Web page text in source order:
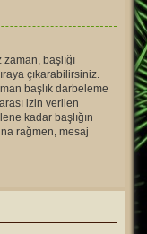
zaman, başlığı
çıkarabilirsiniz.
başlık darbeleme
izin verilen
kadar başlığın
rağmen, mesaj